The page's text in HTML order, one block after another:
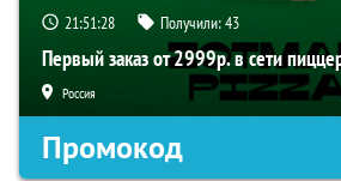
21:51:27 Получили:43
Первый заказ от 2999р. в сети
Россия
Промокод